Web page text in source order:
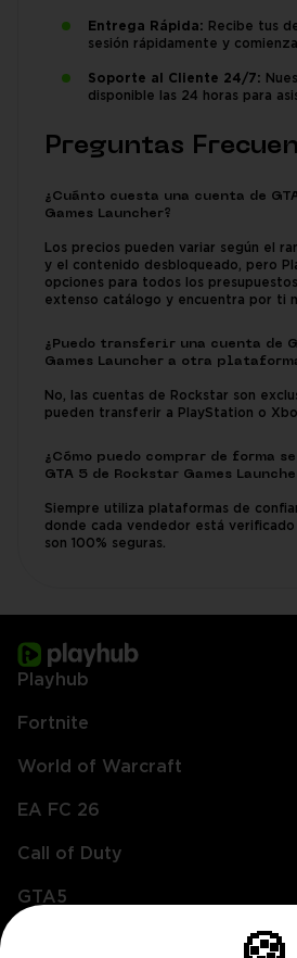
Entrega Rápida: Recibe tus
sesión rápidamente y
Soporte al Cliente 24/7:
disponible las 24 horas para
Preguntas
¿Cuánto cuesta una cuenta de
Games Launcher?
Los precios pueden variar según el
y el contenido desbloqueado, pero
opciones para todos los
extenso catálogo y encuentra por ti
¿Puedo transferir una cuenta de
Games Launcher a otra
No, las cuentas de Rockstar son
pueden transferir a PlayStation o
¿Cómo puedo comprar de forma
GTA 5 de Rockstar Games
Siempre utiliza plataformas de
donde cada vendedor está verificado
son 100% seguras.
Playhub
Fortnite
World of Warcraft
EA FC 26
Call of Duty
GTA5